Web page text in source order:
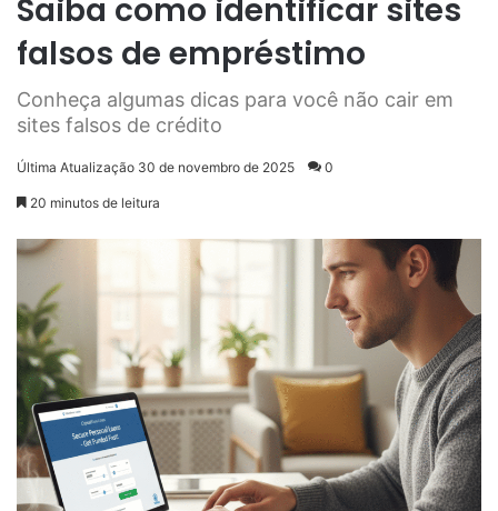
Saiba como identificar sites
falsos de empréstimo
Conheça algumas dicas para você não cair em
sites falsos de crédito
Última Atualização 30 de novembro de 2025 0
20 minutos de leitura